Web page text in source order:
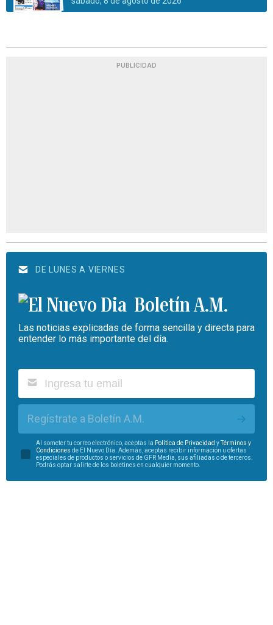
PUBLICIDAD
DE LUNES A VIERNES
Boletín A.M.
Las noticias explicadas de forma sencilla y directa para
entender lo más importante del día.
Regístrate a Boletín A.M.
Al someter tu correo electrónico, aceptas la Política de Privacidad y
Términos y
Condiciones de El Nuevo Día. Además, aceptas recibir información u ofertas
especiales de productos o servicios de GFR Media, sus afiliadas o de terceros.
Podrás optar salirte de los boletines en cualquier momento.